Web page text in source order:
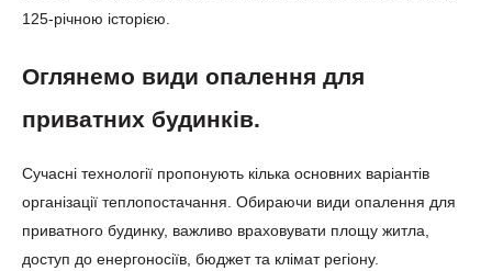
125-річною історією.
Оглянемо види опалення для
приватних будинків.
Сучасні технології пропонують кілька основних варіантів
організації теплопостачання. Обираючи види опалення для
приватного будинку, важливо враховувати площу житла,
доступ до енергоносіїв, бюджет та клімат регіону.